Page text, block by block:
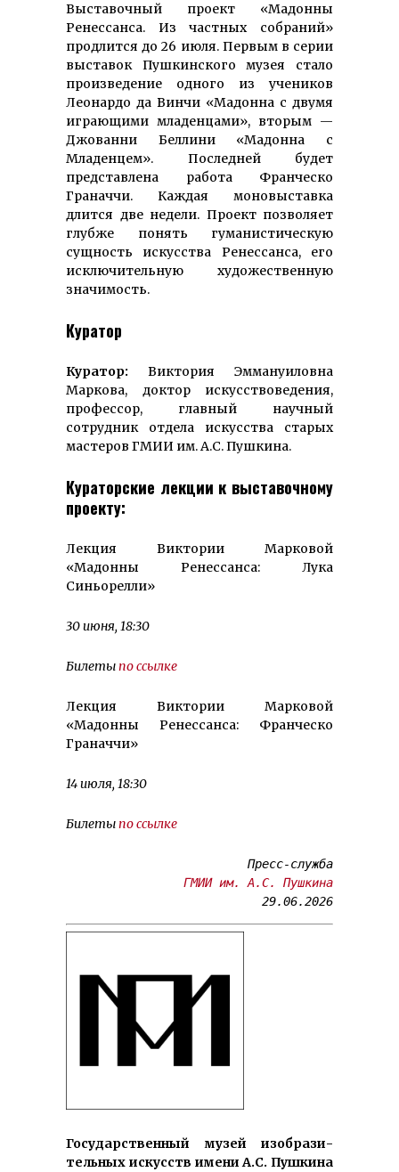
Выставочный проект «Мадонны
Ренессанса. Из частных собраний»
продлится до 26 июля. Первым в серии
выставок Пушкинского музея стало
произведение одного из учеников
Леонардо да Винчи «Мадонна с двумя
играющими младенцами», вторым —
Джованни Беллини «Мадонна с
Младенцем». Последней будет
представлена работа Франческо
Граначчи. Каждая моновыставка
длится две недели. Проект позволяет
глубже понять гуманистическую
сущность искусства Ренессанса, его
исключительную художественную
значимость.
Куратор
Куратор: Виктория Эммануиловна
Маркова, доктор искусствоведения,
профессор, главный научный
сотрудник отдела искусства старых
мастеров ГМИИ им. А.С. Пушкина.
Кураторские лекции к выставочному
проекту:
Лекция Виктории Марковой
«Мадонны Ренессанса: Лука
Синьорелли»
30 июня, 18:30
Билетыпо ссылке
Лекция Виктории Марковой
«Мадонны Ренессанса: Франческо
Граначчи»
14 июля, 18:30
Билетыпо ссылке
ГМИИ им. А.С. Пушкина
29.06.2026
Государственный му­зей изобра­зи­
тель­ных искусств имени А.С. Пушкина